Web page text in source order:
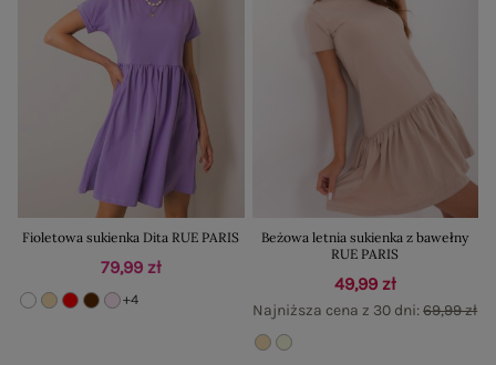
Fioletowa sukienka Dita RUE PARIS
79,99 zł
+4
Beżowa letnia sukienka z bawełny
RUE PARIS
49,99 zł
Najniższa cena z 30 dni:69,99 zł